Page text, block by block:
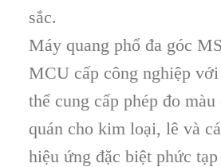
sắc.
Máy quang phổ đa góc
MCU cấp công nghiệp
thể cung cấp phép đo
quán cho kim loại, lê và
hiệu ứng đặc biệt phức